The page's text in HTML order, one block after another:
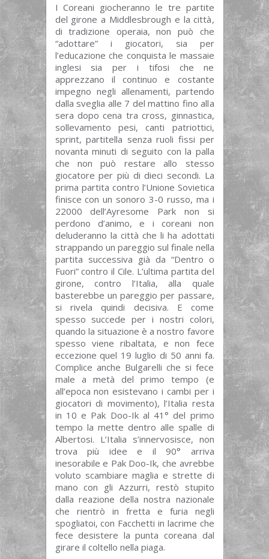
I Coreani giocheranno le tre partite
del girone a Middlesbrough e la città,
di tradizione operaia, non può che
“adottare” i giocatori, sia per
l’educazione che conquista le massaie
inglesi sia per i tifosi che ne
apprezzano il continuo e costante
impegno negli allenamenti, partendo
dalla sveglia alle 7 del mattino fino alla
sera dopo cena tra cross, ginnastica,
sollevamento pesi, canti patriottici,
sprint, partitella senza ruoli fissi per
novanta minuti di seguito con la palla
che non può restare allo stesso
giocatore per più di dieci secondi. La
prima partita contro l’Unione Sovietica
finisce con un sonoro 3-0 russo, ma i
22000 dell’Ayresome Park non si
perdono d’animo, e i coreani non
deluderanno la città che li ha adottati
strappando un pareggio sul finale nella
partita successiva già da “Dentro o
Fuori” contro il Cile. L’ultima partita del
girone, contro l’Italia, alla quale
basterebbe un pareggio per passare,
si rivela quindi decisiva. E come
spesso succede per i nostri colori,
quando la situazione è a nostro favore
spesso viene ribaltata, e non fece
eccezione quel 19 luglio di 50 anni fa.
Complice anche Bulgarelli che si fece
male a metà del primo tempo (e
all’epoca non esistevano i cambi per i
giocatori di movimento), l’Italia resta
in 10 e Pak Doo-Ik al 41° del primo
tempo la mette dentro alle spalle di
Albertosi. L’Italia s’innervosisce, non
trova più idee e il 90° arriva
inesorabile e Pak Doo-Ik, che avrebbe
voluto scambiare maglia e strette di
mano con gli Azzurri, restò stupito
dalla reazione della nostra nazionale
che rientrò in fretta e furia negli
spogliatoi, con Facchetti in lacrime che
fece desistere la punta coreana dal
girare il coltello nella piaga.